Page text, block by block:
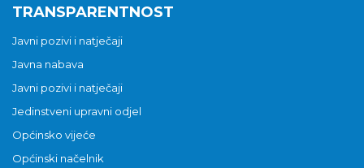
TRANSPARENTNOST
Javni pozivi i natječaji
Javna nabava
Javni pozivi i natječaji
Jedinstveni upravni odjel
Općinsko vijeće
Općinski načelnik